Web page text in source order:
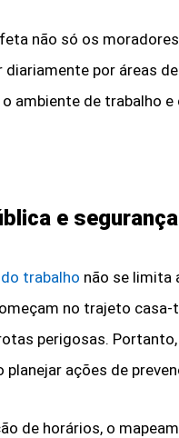
não só os
por áreas
ambiente de trabalho
e
trabalho não se limita
no trajeto casa-
perigosas.
ações de
de horários, o